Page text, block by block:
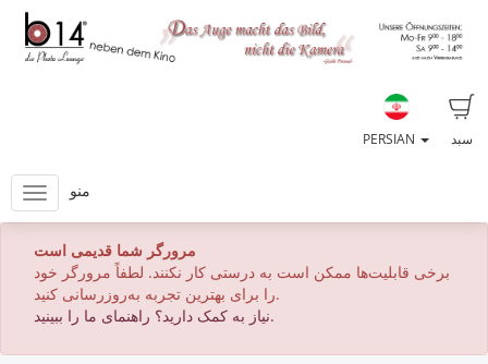
سبد PERSIAN
منو
مرورگر شما قدیمی است
برخی قابلیت‌ها ممکن است به درستی کار نکنند. لطفاً مرورگر خود
را برای بهترین تجربه به‌روزرسانی کنید.
نیاز به کمک دارید؟ راهنمای ما را ببینید.